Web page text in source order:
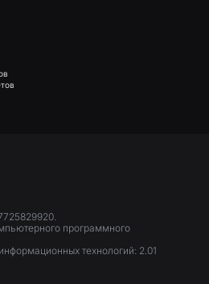
программного
технологий: 2.01